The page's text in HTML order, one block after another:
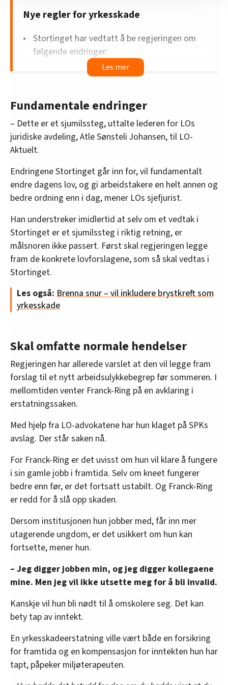
innenfor analyse og annonsering. Disse er angitt i
Nye regler for yrkesskade
Stortinget har vedtatt å be regjeringen om
følgende endringer:
Bestemmelsen i loven som sier at psykiske og
fysiske belastningslidelser ikke gir rett på
Begrepet «arbeidsulykke» skal defineres på en
annen måte i loven, slik at ansatte i yrker med
stor skaderisiko ikke har dårligere vern enn
andre arbeidstakere.
på jobb, skal gi rett på erstatning for alle
yrkesgrupper.
Bevisbyrden i erstatningssaker snus. Dersom
Nav eller forsikringsselskapet mener at
skaden eller sykdommen skyldes andre
forhold enn arbeidet, er det de som får
bevisbyrden, og ikke motsatt.
Brystkreft som rammer kvinner som jobber
turnus/nattarbeid, skal godkjennes som
yrkessykdom.
kreft i eggstokkene), godkjennes som
Fundamentale endringer
– Dette er et sjumilssteg, uttalte lederen for LOs
juridiske avdeling, Atle Sønsteli Johansen, til LO-
Aktuelt.
Endringene Stortinget går inn for, vil fundamentalt
endre dagens lov, og gi arbeidstakere en helt annen og
bedre ordning enn i dag, mener LOs sjefjurist.
Han understreker imidlertid at selv om et vedtak i
Stortinget er et sjumilssteg i riktig retning, er
målsnoren ikke passert. Først skal regjeringen legge
fram de konkrete lovforslagene, som så skal vedtas i
Stortinget.
Les også: Brenna snur – vil inkludere brystkreft som
yrkesskade
Skal omfatte normale hendelser
Regjeringen har allerede varslet at den vil legge fram
forslag til et nytt arbeidsulykkebegrep før sommeren. I
mellomtiden venter Franck-Ring på en avklaring i
erstatningssaken.
Med hjelp fra LO-advokatene har hun klaget på SPKs
avslag. Der står saken nå.
For Franck-Ring er det uvisst om hun vil klare å fungere
i sin gamle jobb i framtida. Selv om kneet fungerer
bedre enn før, er det fortsatt ustabilt. Og Franck-Ring
er redd for å slå opp skaden.
Dersom institusjonen hun jobber med, får inn mer
utagerende ungdom, er det usikkert om hun kan
fortsette, mener hun.
– Jeg digger jobben min, og jeg digger kollegaene
mine. Men jeg vil ikke utsette meg for å bli invalid.
Kanskje vil hun bli nødt til å omskolere seg. Det kan
bety tap av inntekt.
En yrkesskadeerstatning ville vært både en forsikring
for framtida og en kompensasjon for inntekten hun har
tapt, påpeker miljøterapeuten.